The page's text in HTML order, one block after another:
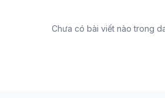
Chưa có bài viết nào trong